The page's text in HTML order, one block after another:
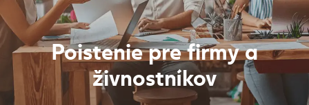
Poistenie pre firmy a
živnostníkov